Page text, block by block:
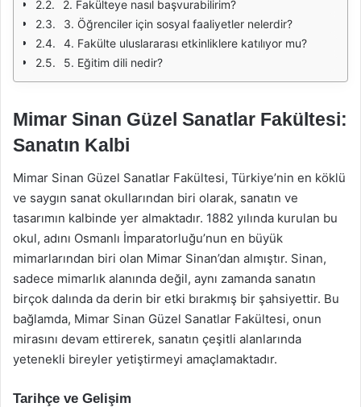
2. Fakülteye nasıl başvurabilirim?
3. Öğrenciler için sosyal faaliyetler nelerdir?
4. Fakülte uluslararası etkinliklere katılıyor mu?
5. Eğitim dili nedir?
Mimar Sinan Güzel Sanatlar Fakültesi:
Sanatın Kalbi
Mimar Sinan Güzel Sanatlar Fakültesi, Türkiye’nin en köklü
ve saygın sanat okullarından biri olarak, sanatın ve
tasarımın kalbinde yer almaktadır. 1882 yılında kurulan bu
okul, adını Osmanlı İmparatorluğu’nun en büyük
mimarlarından biri olan Mimar Sinan’dan almıştır. Sinan,
sadece mimarlık alanında değil, aynı zamanda sanatın
birçok dalında da derin bir etki bırakmış bir şahsiyettir. Bu
bağlamda, Mimar Sinan Güzel Sanatlar Fakültesi, onun
mirasını devam ettirerek, sanatın çeşitli alanlarında
yetenekli bireyler yetiştirmeyi amaçlamaktadır.
Tarihçe ve Gelişim